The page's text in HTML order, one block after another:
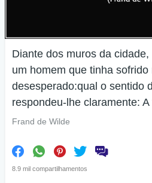
Diante dos muros da
um homem que tinha sofrido
desesperado:qual o sentido
respondeu-lhe claramente: A
Frand de Wilde
8.9 mil compartilhamentos